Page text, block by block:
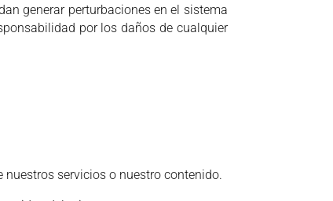
generar perturbaciones en el sistema
por los daños de cualquier
nuestros servicios o nuestro contenido.